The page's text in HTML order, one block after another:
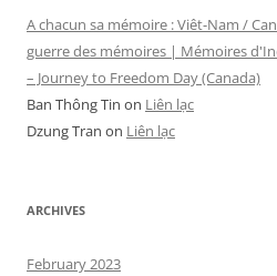
A chacun sa mémoire : Viêt-Nam /
guerre des mémoires | Mémoires
– Journey to Freedom Day (Canada)
Ban Thông Tin on Liên lạc
Dzung Tran on Liên lạc
ARCHIVES
February 2023